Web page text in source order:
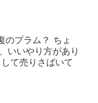
のプラム？ ちょ
いいやり方があり
て売りさばいて